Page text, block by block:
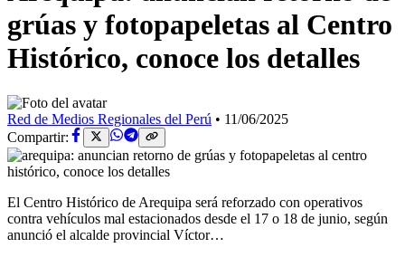
grúas y fotopapeletas al Centro
Histórico, conoce los detalles
Red de Medios Regionales del Perú • 11/06/2025
Compartir:
El Centro Histórico de Arequipa será reforzado con operativos
contra vehículos mal estacionados desde el 17 o 18 de junio, según
anunció el alcalde provincial Víctor…